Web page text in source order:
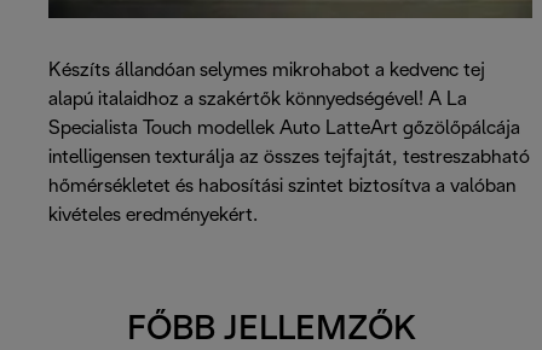
Készíts állandóan selymes mikrohabot a kedvenc tej
alapú italaidhoz a szakértők könnyedségével! A La
Specialista Touch modellek Auto LatteArt gőzölőpálcája
intelligensen texturálja az összes tejfajtát, testreszabható
hőmérsékletet és habosítási szintet biztosítva a valóban
kivételes eredményekért.
FŐBB JELLEMZŐK